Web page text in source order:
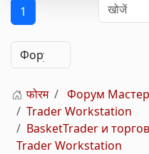
1
फोरम
Форум
Trader Workstation
BasketTrader и
Trader Workstation